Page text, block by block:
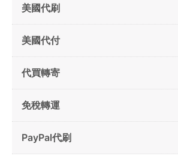
美國代刷
美國代付
代買轉寄
免稅轉運
PayPal代刷